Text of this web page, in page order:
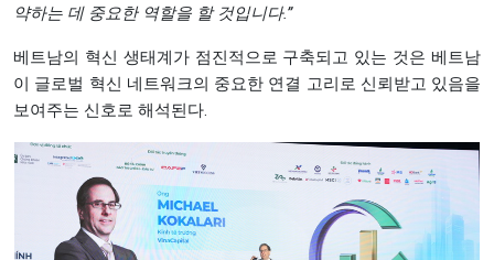
약하는 데 중요한 역할을 할 것입니다.”
베트남의 혁신 생태계가 점진적으로 구축되고 있는 것은 베트남
이 글로벌 혁신 네트워크의 중요한 연결 고리로 신뢰받고 있음을
보여주는 신호로 해석된다.